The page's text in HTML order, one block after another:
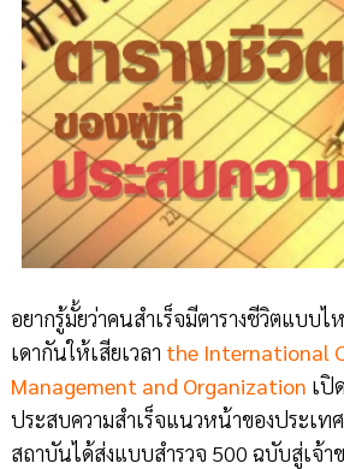
อยากรู้มั้ยว่าคนสำเร็จมีตารางชีวิตแบบ
เดากันให้เสียเวลา the International
Management and Organization เปิ
ประสบความสำเร็จแนวหน้าของประเท
สถาบันได้ส่งแบบสำรวจ 500 ฉบับสู่เจ้า